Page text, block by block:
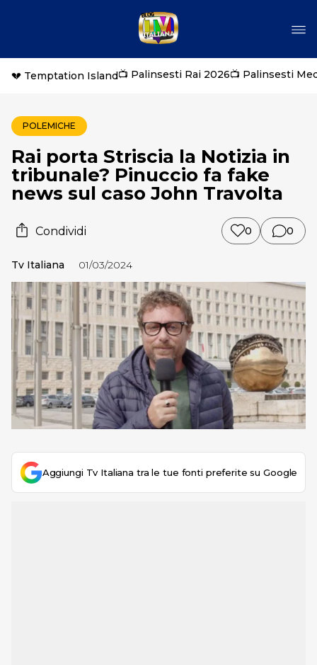
💔 Temptation Island📺 Palinsesti Rai 2026📺 Palinsesti
POLEMICHE
Rai porta Striscia la Notizia in
tribunale? Pinuccio fa fake
news sul caso John Travolta
Condividi 0 0
Tv Italiana 01/03/2024
Aggiungi Tv Italiana tra le tue fonti preferite su Google